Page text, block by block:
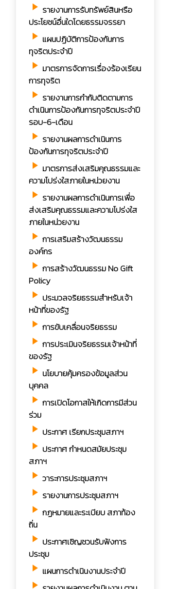
play_arrow รายงานการรับทรัพย์สินหรือ
ประโยชน์อื่นใดโดยธรรมจรรยา
play_arrow แผนปฏิบัติการป้องกันการ
ทุจริตประจำปี
play_arrow มาตรการจัดการเรื่องร้องเรียน
การทุจริต
play_arrow รายงานการกำกับติดตามการ
ดำเนินการป้องกันการทุจริตประจำปี
รอบ-6-เดือน
play_arrow รายงานผลการดำเนินการ
ป้องกันการทุจริตประจำปี
play_arrow มาตรการส่งเสริมคุณธรรมและ
ความโปร่งใสภายในหน่วยงาน
play_arrow รายงานผลการดำเนินการเพื่อ
ส่งเสริมคุณธรรมและความโปร่งใส
ภายในหน่วยงาน
play_arrow การเสริมสร้างวัฒนธรรม
องค์กร
play_arrow การสร้างวัฒนธรรม No Gift
Policy
play_arrow ประมวลจริยธรรมสำหรับเจ้า
หน้าที่ของรัฐ
play_arrow การขับเคลื่อนจริยธรรม
play_arrow การประเมินจริยธรรมเจ้าหน้าที่
ของรัฐ
play_arrow นโยบายคุ้มครองข้อมูลส่วน
บุคคล
play_arrow การเปิดโอกาสให้เกิดการมีส่วน
ร่วม
play_arrow ประกาศ เรียกประชุมสภาฯ
play_arrow ประกาศ กำหนดสมัยประชุม
สภาฯ
play_arrow วาระการประชุมสภาฯ
play_arrow รายงานการประชุมสภาฯ
play_arrow กฏหมายและระเบียบ สภาท้อง
ถิ่น
play_arrow ประกาศเชิญชวนรับฟังการ
ประชุม
play_arrow แผนการดำเนินงานประจำปี
play_arrow